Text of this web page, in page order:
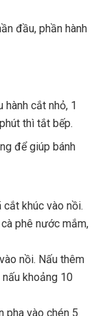
đầu, phần hành
cắt nhỏ, 1
thì tắt bếp.
để giúp bánh
khúc vào nồi.
phê nước mắm,
nồi. Nấu thêm
khoảng 10
pha vào chén 5